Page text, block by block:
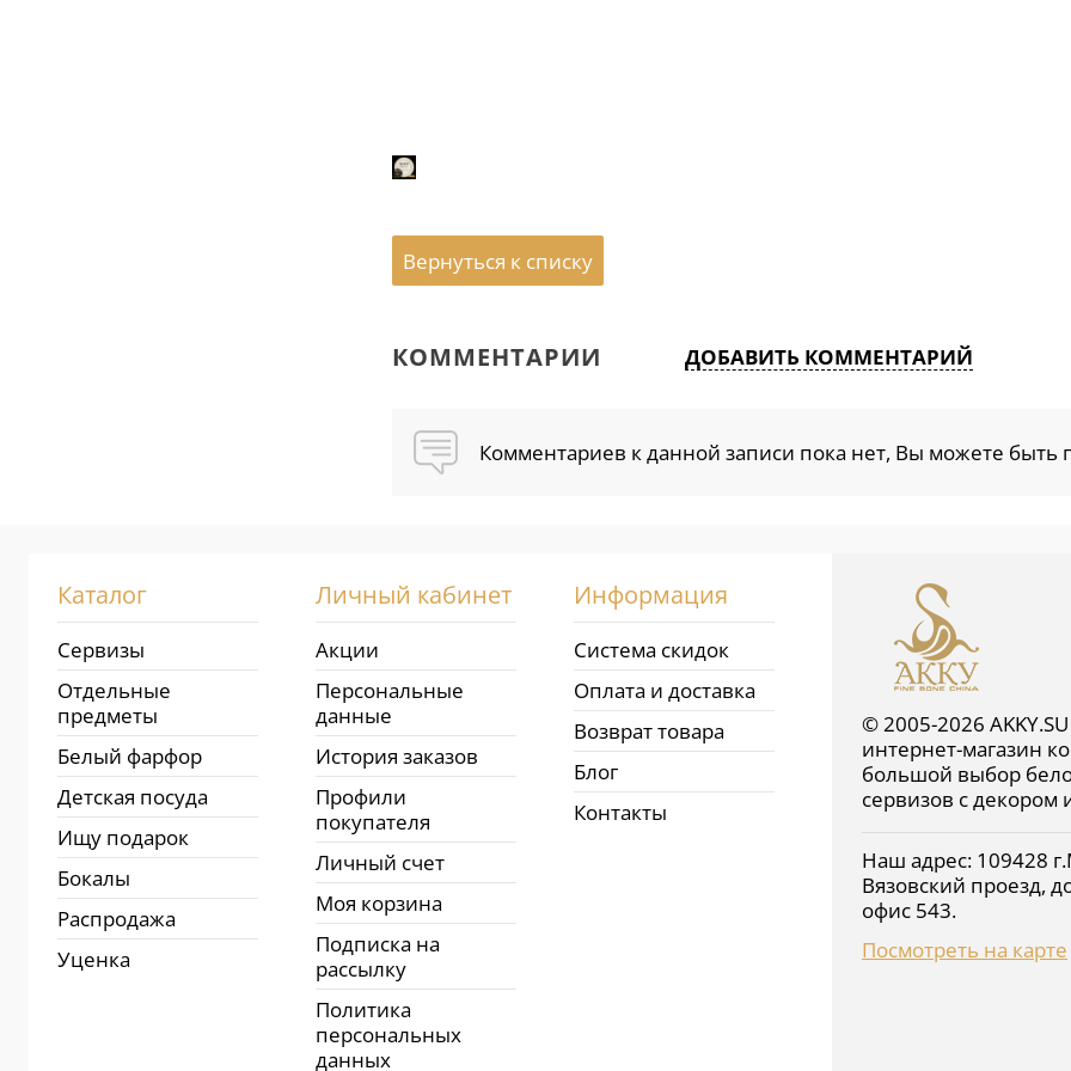
Вернуться к списку
КОММЕНТАРИИ ДОБАВИТЬ КОММЕНТАРИЙ
Комментариев к данной записи пока нет, Вы можете быть
Каталог
Сервизы
Отдельные
предметы
Белый фарфор
Детская посуда
Ищу подарок
Бокалы
Распродажа
Уценка
Личный кабинет
Акции
Персональные
данные
История заказов
Профили
покупателя
Личный счет
Моя корзина
Подписка на
рассылку
Политика
персональных
данных
Информация
Система скидок
Оплата и доставка
Возврат товара
Блог
Контакты
© 2005-2026
интернет-магазин
большой выбор
сервизов с декором
Наш адрес: 109428 г.
Вязовский проезд,
офис 543.
Посмотреть на карте